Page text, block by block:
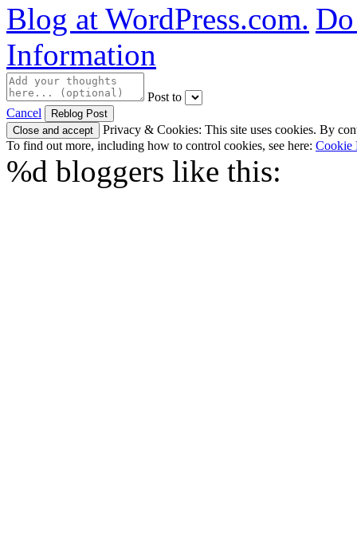
Blog at WordPress.com.
Information
Post to
Cancel
Privacy & Cookies: This site uses cookies. By
To find out more, including how to control cookies, see here: Cookie
%d bloggers like this: